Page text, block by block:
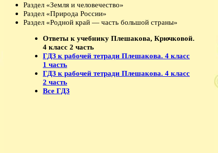
Раздел «Земля и человечество»
Раздел «Природа России»
Раздел «Родной край — часть большой страны»
Ответы к учебнику Плешакова, Крючковой.
4 класс 2 часть
ГДЗ к рабочей тетради Плешакова. 4 класс
1 часть
ГДЗ к рабочей тетради Плешакова. 4 класс
2 часть
Все ГДЗ